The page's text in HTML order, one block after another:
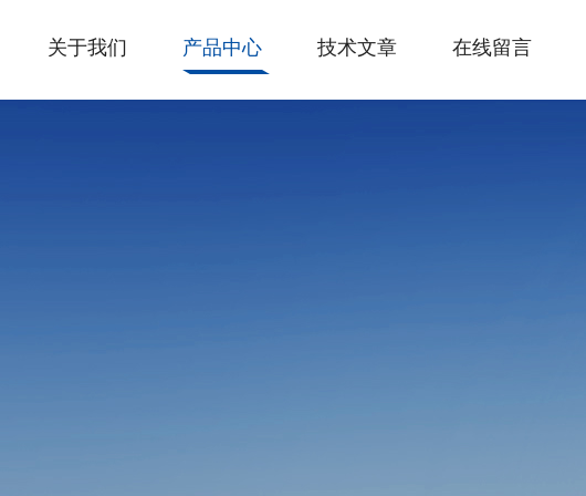
关于我们 产品中心 技术文章 在线留言